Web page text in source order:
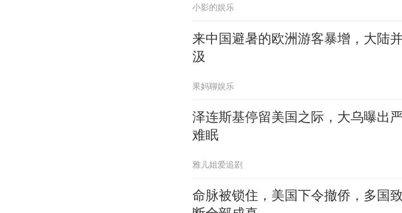
小影的娱乐
来中国避暑的欧洲游客暴增，大陆
汲
果妈聊娱乐
泽连斯基停留美国之际，大乌曝出
难眠
雅儿姐爱追剧
命脉被锁住，美国下令撤侨，多国